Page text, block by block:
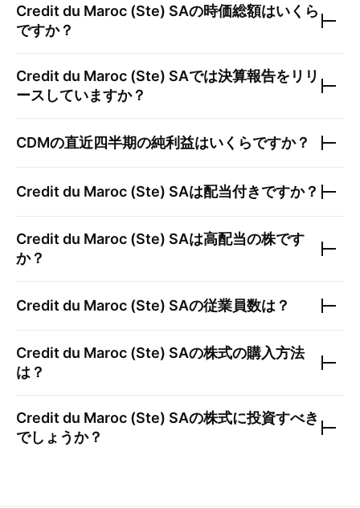
Credit du Maroc (Ste) SAの時価総額はいくら
ですか？
Credit du Maroc (Ste) SAでは決算報告をリリ
ースしていますか？
CDMの直近四半期の純利益はいくらですか？
Credit du Maroc (Ste) SAは配当付きですか？
Credit du Maroc (Ste) SAは高配当の株です
か？
Credit du Maroc (Ste) SAの従業員数は？
Credit du Maroc (Ste) SAの株式の購入方法
は？
Credit du Maroc (Ste) SAの株式に投資すべき
でしょうか？